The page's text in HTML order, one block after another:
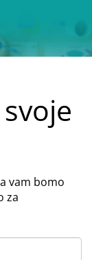
vam bomo
za